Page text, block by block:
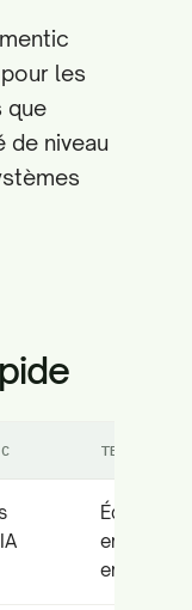
les
que
de niveau
TESTIM
Équipes
en
entreprise